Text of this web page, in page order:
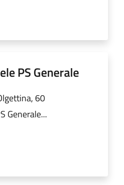
PS Generale
60
Generale...